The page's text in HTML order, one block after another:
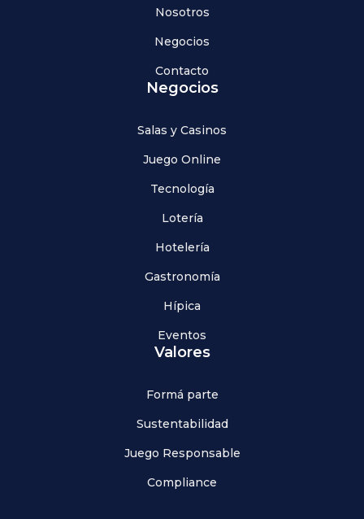
Nosotros
Negocios
Contacto
Negocios
Salas y Casinos
Juego Online
Tecnología
Lotería
Hotelería
Gastronomía
Hípica
Eventos
Valores
Formá parte
Sustentabilidad
Juego Responsable
Compliance